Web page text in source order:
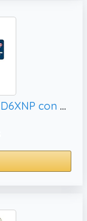
ABUS Cilindro de perfil D6XNP con 5 llaves y tarjeta de código - cerradura para puerta de entrada y de vivienda - cilindro doble con función de emergencia y seguridad - longitud del cilindro 30/30 mm